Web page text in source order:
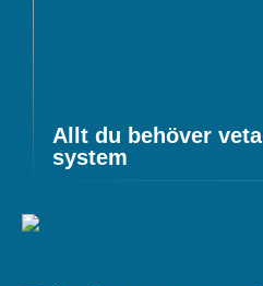
Allt du behöver
system